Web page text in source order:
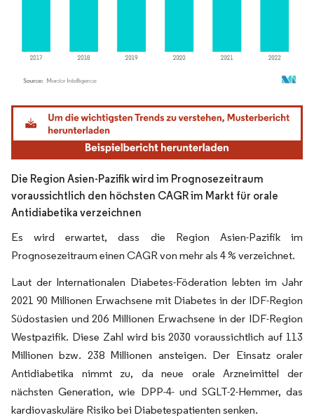
Bild © Mordor Intelligence. Wiederverwendung erfordert Namensnennung gemäß
Die Region Asien-Pazifik wird im Prognosezeitraum
voraussichtlich den höchsten CAGR im Markt für orale
Antidiabetika verzeichnen
Es wird erwartet, dass die Region Asien-Pazifik im
Prognosezeitraum einen CAGR von mehr als 4 % verzeichnet.
Laut der Internationalen Diabetes-Föderation lebten im Jahr
2021 90 Millionen Erwachsene mit Diabetes in der IDF-Region
Südostasien und 206 Millionen Erwachsene in der IDF-Region
Westpazifik. Diese Zahl wird bis 2030 voraussichtlich auf 113
Millionen bzw. 238 Millionen ansteigen. Der Einsatz oraler
Antidiabetika nimmt zu, da neue orale Arzneimittel der
nächsten Generation, wie DPP-4- und SGLT-2-Hemmer, das
kardiovaskuläre Risiko bei Diabetespatienten senken.